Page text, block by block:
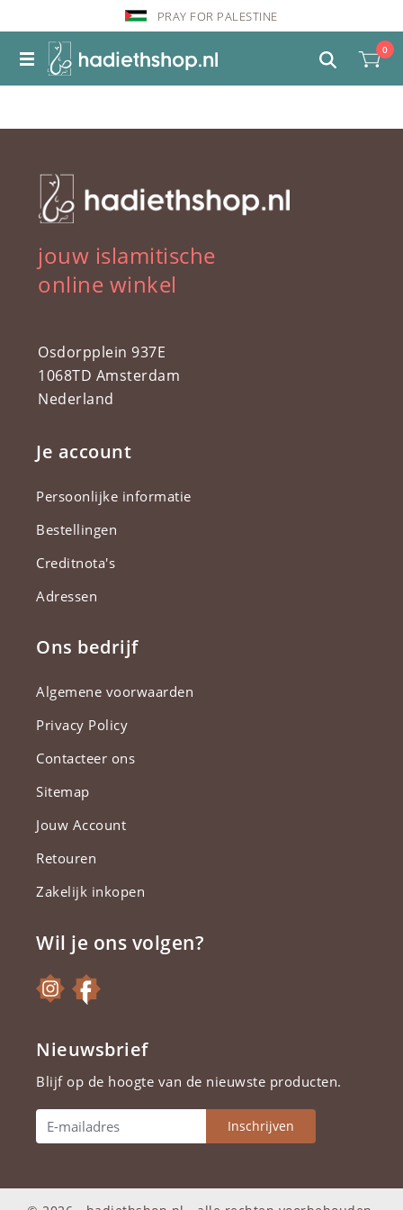
PRAY FOR PALESTINE
0
jouw islamitische
online winkel
Osdorpplein 937E
1068TD Amsterdam
Nederland
Je account
Persoonlijke informatie
Bestellingen
Creditnota's
Adressen
Ons bedrijf
Algemene voorwaarden
Privacy Policy
Contacteer ons
Sitemap
Jouw Account
Retouren
Zakelijk inkopen
Wil je ons volgen?
Nieuwsbrief
Blijf op de hoogte van de nieuwste producten.
Inschrijven